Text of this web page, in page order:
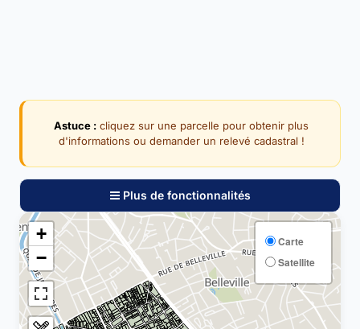
Astuce : cliquez sur une parcelle pour obtenir plus
d'informations ou demander un relevé cadastral !
Plus de fonctionnalités
+
−
Carte
Satellite